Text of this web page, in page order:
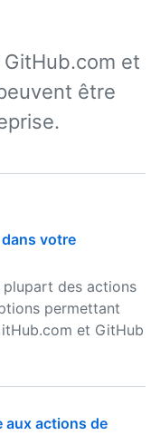
et
être
dans votre
des actions
permettant
et GitHub
aux actions de